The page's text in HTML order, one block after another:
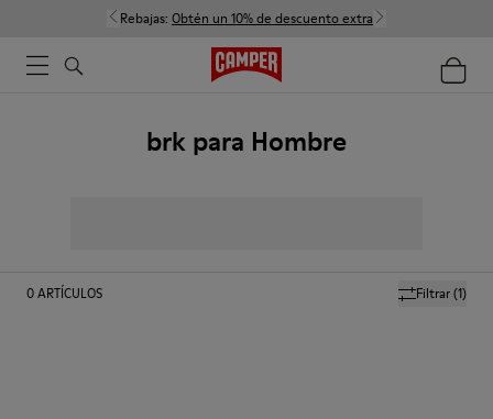
Rebajas: Obtén un 10% de descuento extra
brk para Hombre
Filtrar(1)
0ARTÍCULOS